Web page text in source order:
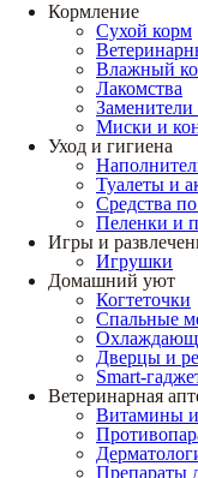
Кормление
Сухой корм
Влажный
Лакомства
Заменители
Миски и
Уход и гигиена
Туалеты и
Средства
Пеленки и
Игры и
Игрушки
Домашний уют
Когтеточки
Спальные
Дверцы и
Smart-
Ветеринарная
Витамины
Препараты